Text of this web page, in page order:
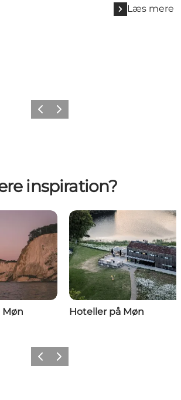
Læs mere
ForrigeNæste
inspiration?
Møn Hoteller på Møn
ForrigeNæste